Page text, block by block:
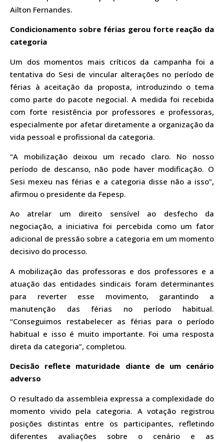
Ailton Fernandes.
Condicionamento sobre férias gerou forte reação da
categoria
Um dos momentos mais críticos da campanha foi a
tentativa do Sesi de vincular alterações no período de
férias à aceitação da proposta, introduzindo o tema
como parte do pacote negocial. A medida foi recebida
com forte resistência por professores e professoras,
especialmente por afetar diretamente a organização da
vida pessoal e profissional da categoria.
“A mobilização deixou um recado claro. No nosso
período de descanso, não pode haver modificação. O
Sesi mexeu nas férias e a categoria disse não a isso”,
afirmou o presidente da Fepesp.
Ao atrelar um direito sensível ao desfecho da
negociação, a iniciativa foi percebida como um fator
adicional de pressão sobre a categoria em um momento
decisivo do processo.
A mobilização das professoras e dos professores e a
atuação das entidades sindicais foram determinantes
para reverter esse movimento, garantindo a
manutenção das férias no período habitual.
“Conseguimos restabelecer as férias para o período
habitual e isso é muito importante. Foi uma resposta
direta da categoria”, completou.
Decisão reflete maturidade diante de um cenário
adverso
O resultado da assembleia expressa a complexidade do
momento vivido pela categoria. A votação registrou
posições distintas entre os participantes, refletindo
diferentes avaliações sobre o cenário e as